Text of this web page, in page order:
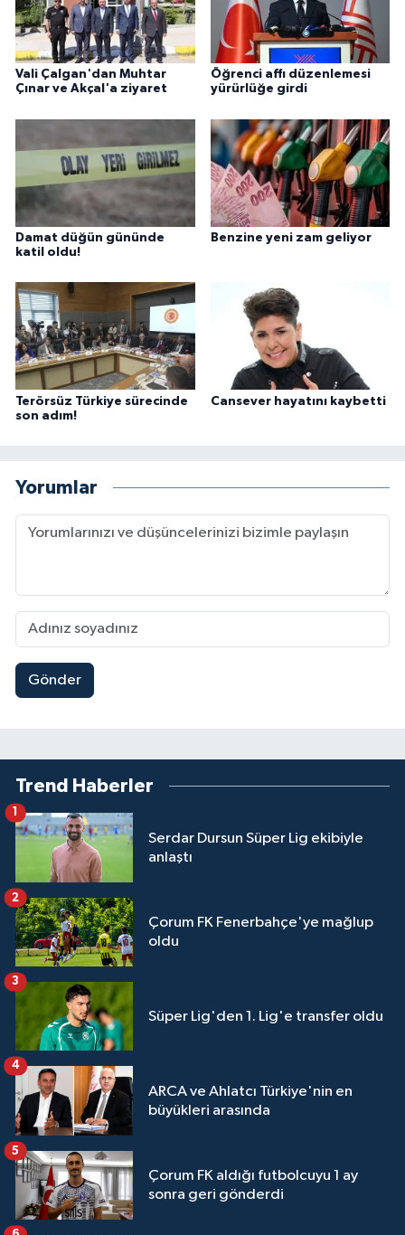
Vali Çalgan'dan Muhtar
Çınar ve Akçal'a ziyaret
Öğrenci affı düzenlemesi
yürürlüğe girdi
Damat düğün gününde
katil oldu!
Benzine yeni zam geliyor
Terörsüz Türkiye sürecinde
son adım!
Cansever hayatını kaybetti
Yorumlar
Gönder
Trend Haberler
Serdar Dursun Süper Lig ekibiyle
anlaştı
Çorum FK Fenerbahçe'ye mağlup
oldu
2
Süper Lig'den 1. Lig'e transfer oldu
3
ARCA ve Ahlatcı Türkiye'nin en
büyükleri arasında
4
Çorum FK aldığı futbolcuyu 1 ay
sonra geri gönderdi
5